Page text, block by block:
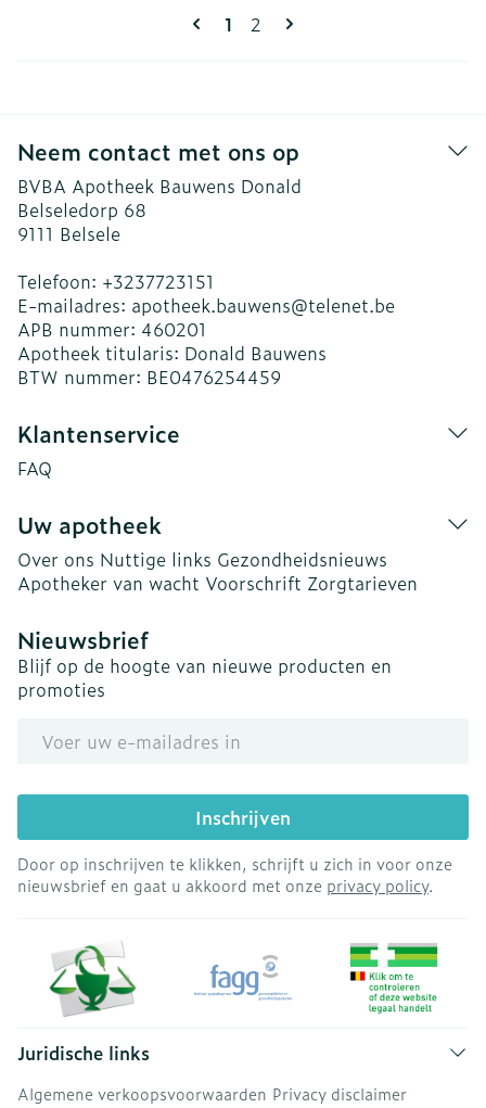
Pagina's
U lees momenteel pagina
1 Pagina
2
Neem contact met ons op
BVBA Apotheek Bauwens Donald
Belseledorp 68
9111 Belsele
Telefoon: +3237723151
E-mailadres: apotheek.bauwens@telenet.be
APB nummer: 460201
Apotheek titularis: Donald Bauwens
BTW nummer: BE0476254459
Klantenservice
FAQ
Uw apotheek
Over ons Nuttige links Gezondheidsnieuws
Apotheker van wacht Voorschrift Zorgtarieven
Nieuwsbrief
Blijf op de hoogte van nieuwe producten en
promoties
Inschrijven
Door op inschrijven te klikken, schrijft u zich in voor onze
nieuwsbrief en gaat u akkoord met onze privacy policy.
Juridische links
Algemene verkoopsvoorwaarden Privacy disclaimer